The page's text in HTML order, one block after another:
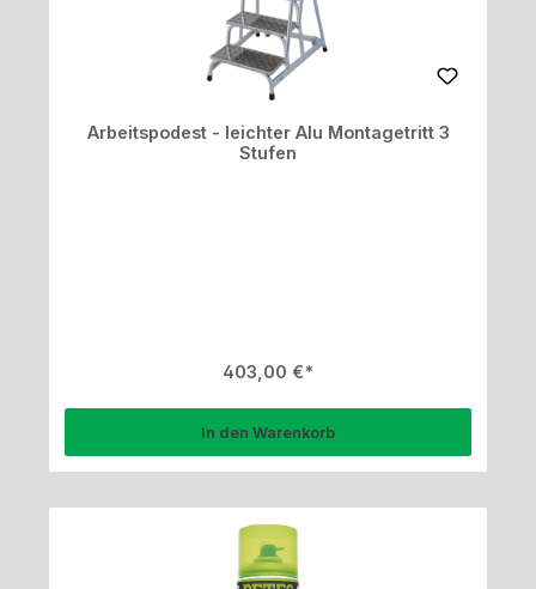
Arbeitspodest - leichter Alu Montagetritt 3
Stufen
Regulärer Preis:
403,00 €
In den Warenkorb